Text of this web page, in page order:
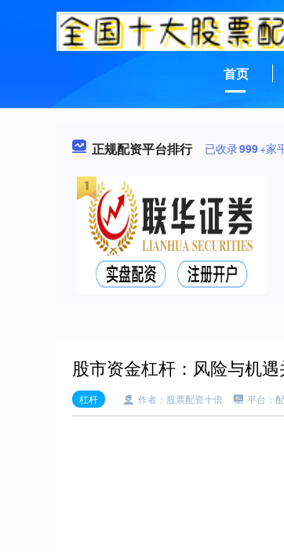
首页
正规配资平台排行 已收录999+家
股市资金杠杆：风险与机
杠杆 作者：股票配资十倍 平台：